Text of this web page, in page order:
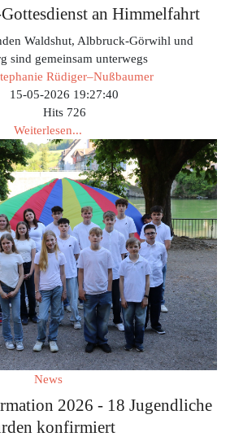
an Himmelfahrt
Waldshut, Albbruck-Görwihl und
sind gemeinsam unterwegs
Rüdiger–Nußbaumer
15-05-2026 19:27:40
Hits 726
Weiterlesen...
News
2026 - 18 Jugendliche
konfirmiert